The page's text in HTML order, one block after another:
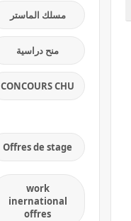
مسلك الماستر
منح دراسية
CONCOURS CHU
Offres de stage
work
inernational
offres